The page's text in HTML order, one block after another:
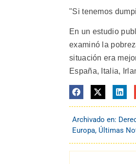
"Si tenemos
En un estudio
examinó la
situación era
España, Italia,
Archivado en:
Europa, Últimas